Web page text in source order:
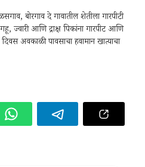
बोरगाव दे गावातील शेतीला गारपीटी
ज्वारी आणि द्राक्ष पिकांना गारपीट आणि
अवकाळी पावसाचा हवामान खात्याचा